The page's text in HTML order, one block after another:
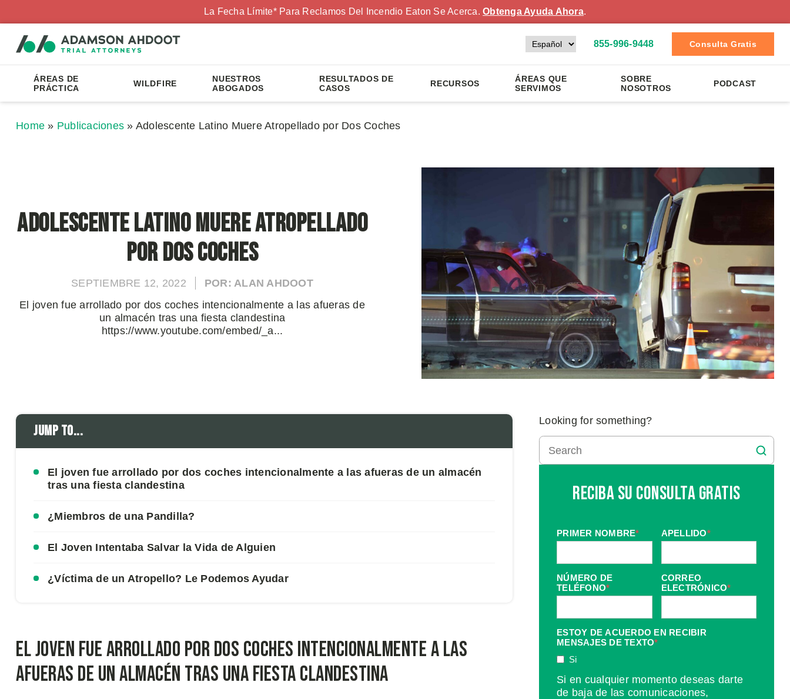
La Fecha Límite* Para Reclamos Del Incendio Eaton Se Acerca.Obtenga Ayuda Ahora.
855-996-9448 Consulta Gratis
ÁREAS DE
PRÁCTICA
WILDFIRE
NUESTROS
ABOGADOS
RESULTADOS DE
CASOS
RECURSOS
ÁREAS QUE
SERVIMOS
SOBRE
NOSOTROS
PODCAST
Home » Publicaciones » Adolescente Latino Muere Atropellado por Dos Coches
Adolescente Latino Muere Atropellado
por Dos Coches
SEPTIEMBRE 12, 2022
POR: ALAN AHDOOT
El joven fue arrollado por dos coches intencionalmente a las afueras de
un almacén tras una fiesta clandestina
https://www.youtube.com/embed/_a...
Jump to...
El joven fue arrollado por dos coches intencionalmente a las afueras de un almacén
tras una fiesta clandestina
¿Miembros de una Pandilla?
El Joven Intentaba Salvar la Vida de Alguien
¿Víctima de un Atropello? Le Podemos Ayudar
El joven fue arrollado por dos coches intencionalmente a las
afueras de un almacén tras una fiesta clandestina
Looking for something?
Reciba Su Consulta Gratis
PRIMER NOMBRE* APELLIDO*
NÚMERO DE
TELÉFONO*
CORREO
ELECTRÓNICO*
ESTOY DE ACUERDO EN RECIBIR
MENSAJES DE TEXTO*
Si
Si en cualquier momento deseas darte
de baja de las comunicaciones,